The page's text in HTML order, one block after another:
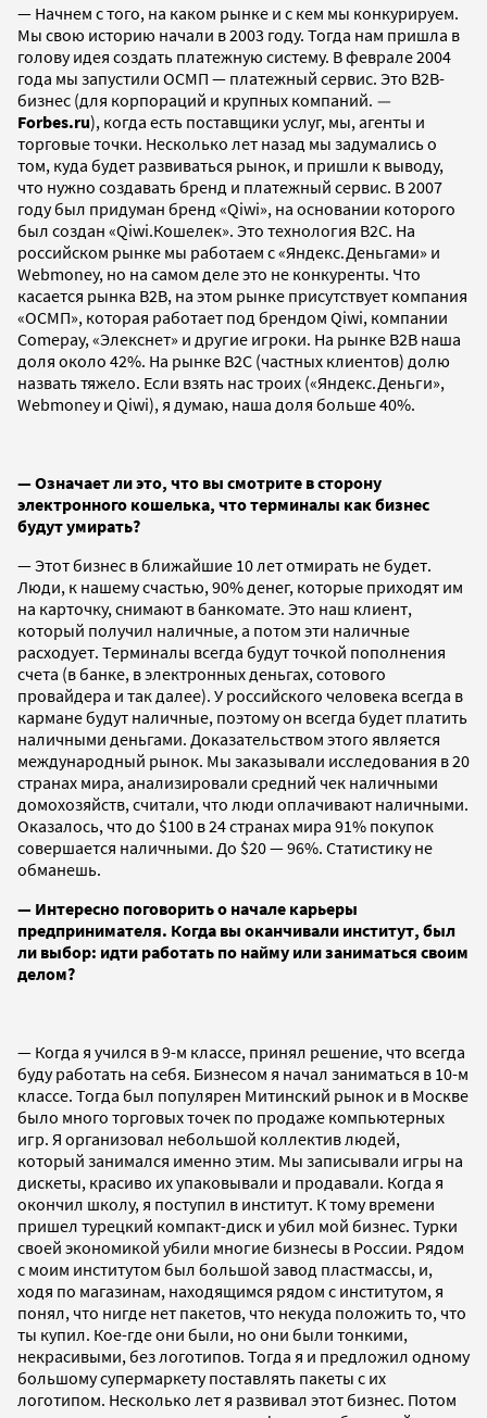
— Начнем с того, на каком рынке и с кем мы конкурируем.
Мы свою историю начали в 2003 году. Тогда нам пришла в
голову идея создать платежную систему. В феврале 2004
года мы запустили ОСМП — платежный сервис. Это B2B-
бизнес (для корпораций и крупных компаний. —
Forbes.ru), когда есть поставщики услуг, мы, агенты и
торговые точки. Несколько лет назад мы задумались о
том, куда будет развиваться рынок, и пришли к выводу,
что нужно создавать бренд и платежный сервис. В 2007
году был придуман бренд «Qiwi», на основании которого
был создан «Qiwi.Кошелек». Это технология B2C. На
российском рынке мы работаем с «Яндекс.Деньгами» и
Webmoney, но на самом деле это не конкуренты. Что
касается рынка B2B, на этом рынке присутствует компания
«ОСМП», которая работает под брендом Qiwi, компании
Comepay, «Элекснет» и другие игроки. На рынке B2B наша
доля около 42%. На рынке B2C (частных клиентов) долю
назвать тяжело. Если взять нас троих («Яндекс.Деньги»,
Webmoney и Qiwi), я думаю, наша доля больше 40%.
— Означает ли это, что вы смотрите в сторону
электронного кошелька, что терминалы как бизнес
будут умирать?
— Этот бизнес в ближайшие 10 лет отмирать не будет.
Люди, к нашему счастью, 90% денег, которые приходят им
на карточку, снимают в банкомате. Это наш клиент,
который получил наличные, а потом эти наличные
расходует. Терминалы всегда будут точкой пополнения
счета (в банке, в электронных деньгах, сотового
провайдера и так далее). У российского человека всегда в
кармане будут наличные, поэтому он всегда будет платить
наличными деньгами. Доказательством этого является
международный рынок. Мы заказывали исследования в 20
странах мира, анализировали средний чек наличными
домохозяйств, считали, что люди оплачивают наличными.
Оказалось, что до $100 в 24 странах мира 91% покупок
совершается наличными. До $20 — 96%. Статистику не
обманешь.
— Интересно поговорить о начале карьеры
предпринимателя. Когда вы оканчивали институт, был
ли выбор: идти работать по найму или заниматься своим
делом?
— Когда я учился в 9-м классе, принял решение, что всегда
буду работать на себя. Бизнесом я начал заниматься в 10-м
классе. Тогда был популярен Митинский рынок и в Москве
было много торговых точек по продаже компьютерных
игр. Я организовал небольшой коллектив людей,
который занимался именно этим. Мы записывали игры на
дискеты, красиво их упаковывали и продавали. Когда я
окончил школу, я поступил в институт. К тому времени
пришел турецкий компакт-диск и убил мой бизнес. Турки
своей экономикой убили многие бизнесы в России. Рядом
с моим институтом был большой завод пластмассы, и,
ходя по магазинам, находящимся рядом с институтом, я
понял, что нигде нет пакетов, что некуда положить то, что
ты купил. Кое-где они были, но они были тонкими,
некрасивыми, без логотипов. Тогда я и предложил одному
большому супермаркету поставлять пакеты с их
логотипом. Несколько лет я развивал этот бизнес. Потом